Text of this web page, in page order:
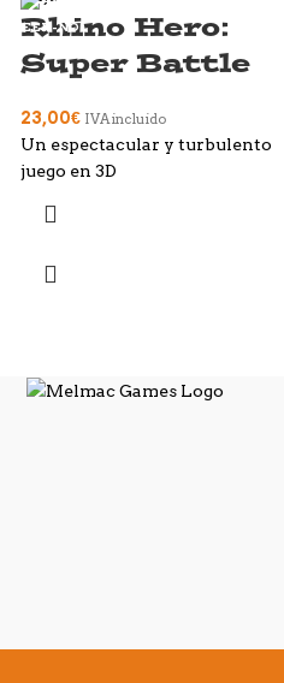
Rhino Hero:
Super Battle
23,00€ IVA incluido
Un espectacular y turbulento
juego en 3D